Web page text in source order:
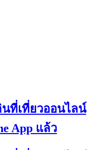
ที่เที่ยวออนไลน์
App แล้ว